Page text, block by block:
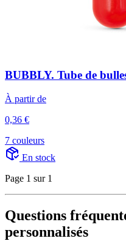
BUBBLY. Tube de
À partir de
0,36 €
7 couleurs
En stock
Page 1 sur 1
Questions
personnalisés